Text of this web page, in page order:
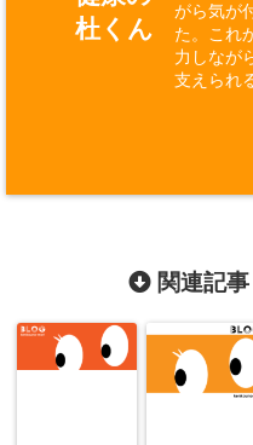
杜くん
がら気が
た。これ
力しなが
支えられ
関連記